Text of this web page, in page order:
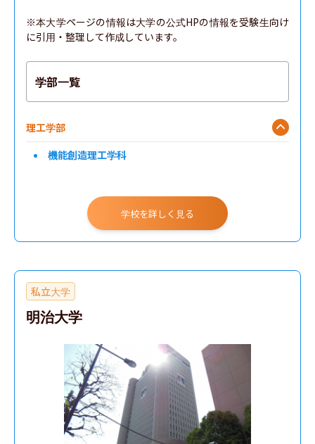
※本大学ページの情報は大学の公式HPの情報を受験生向け
に引用・整理して作成しています。
学部一覧
理工学部
機能創造理工学科
学校を詳しく見る
私立大学
明治大学